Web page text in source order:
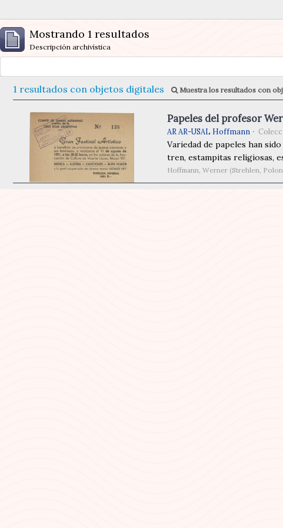
Mostrando 1 resultados
Descripción archivística
1 resultados con objetos digitales Muestra los resultados con
Papeles del profesor
AR AR-USAL Hoffmann
Variedad de papeles han
tren, estampitas religiosas,
Hoffmann, Werner (Strehlen,